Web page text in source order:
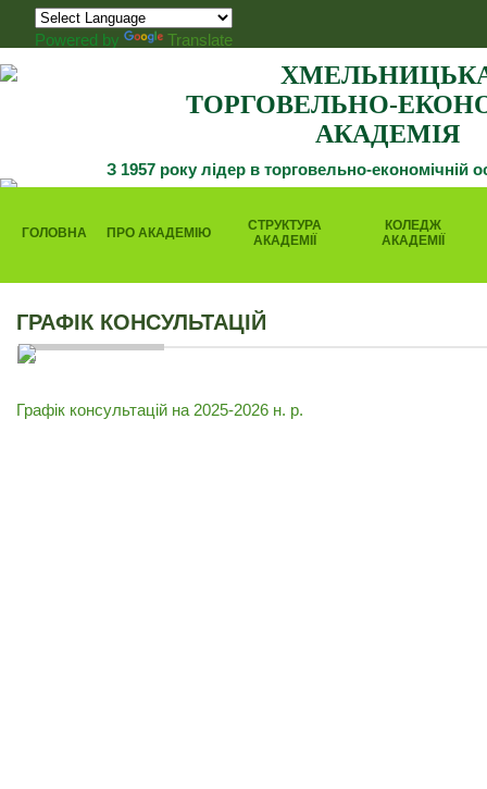
Powered by Translate
ТОРГОВЕЛЬНО-
АКАДЕМІЯ
З 1957 року лідер в торговельно-економічній
ГОЛОВНА ПРО АКАДЕМІЮ
СТРУКТУРА
АКАДЕМІЇ
КОЛЕДЖ
АКАДЕМІЇ
ГРАФІК КОНСУЛЬТАЦІЙ
Графік консультацій на 2025-2026 н. р.